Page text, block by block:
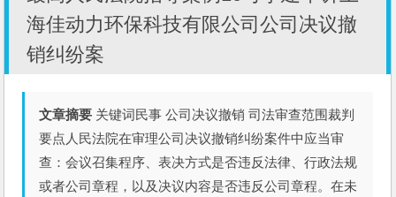
海佳动力环保科技有限公司公司决议撤
销纠纷案
文章摘要 关键词民事 公司决议撤销 司法审查范围裁判
要点人民法院在审理公司决议撤销纠纷案件中应当审
查：会议召集程序、表决方式是否违反法律、行政法规
或者公司章程，以及决议内容是否违反公司章程。在未